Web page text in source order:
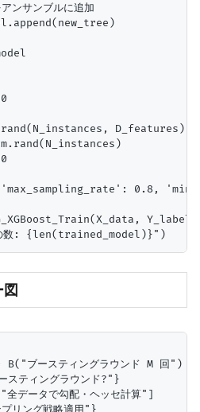
ンサンブルに追加
D_features)
0.8,
ブースティングラウンド M 回")
ティングラウンド?"}
ータで勾配・ヘッセ計算"]
リング戦略適用"}